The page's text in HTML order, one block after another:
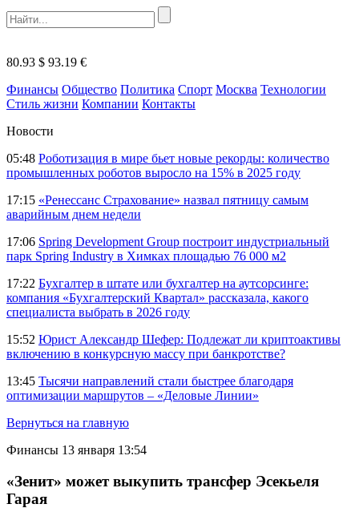
80.93 $ 93.19 €
Финансы Общество Политика Спорт Москва Технологии
Стиль жизни Компании Контакты
Новости
05:48 Роботизация в мире бьет новые рекорды: количество
промышленных роботов выросло на 15% в 2025 году
17:15 «Ренессанс Страхование» назвал пятницу самым
аварийным днем недели
17:06 Spring Development Group построит индустриальный
парк Spring Industry в Химках площадью 76 000 м2
17:22 Бухгалтер в штате или бухгалтер на аутсорсинге:
компания «Бухгалтерский Квартал» рассказала, какого
специалиста выбрать в 2026 году
15:52 Юрист Александр Шефер: Подлежат ли криптоактивы
включению в конкурсную массу при банкротстве?
13:45 Тысячи направлений стали быстрее благодаря
оптимизации маршрутов – «Деловые Линии»
Вернуться на главную
Финансы 13 января 13:54
«Зенит» может выкупить трансфер Эсекьеля
Гарая